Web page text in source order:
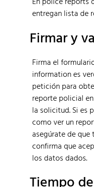
entregan lista de
Firmar y
Firma el
information es
petición para
reporte policial
la solicitud. Si es
como ver un
asegúrate de
confirma que
los datos dados.
Tiempo